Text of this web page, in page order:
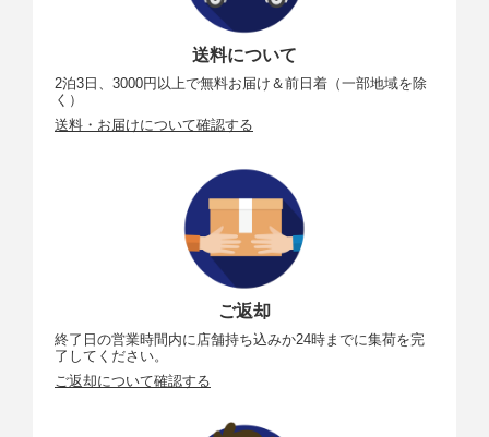
送料について
2泊3日、3000円以上で無料お届け＆前日着（一部地域を除
く）
送料・お届けについて確認する
ご返却
終了日の営業時間内に店舗持ち込みか24時までに集荷を完
了してください。
ご返却について確認する